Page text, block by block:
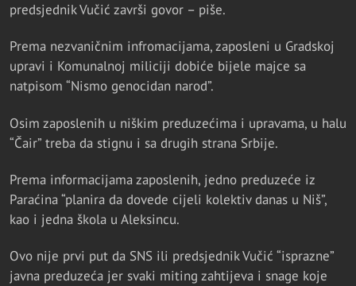
predsjednik Vučić završi govor – piše.
Prema nezvaničnim infromacijama, zaposleni u Gradskoj
upravi i Komunalnoj miliciji dobiće bijele majce sa
natpisom “Nismo genocidan narod”.
Osim zaposlenih u niškim preduzećima i upravama, u halu
“Čair” treba da stignu i sa drugih strana Srbije.
Prema informacijama zaposlenih, jedno preduzeće iz
Paraćina “planira da dovede cijeli kolektiv danas u Niš”,
kao i jedna škola u Aleksincu.
Ovo nije prvi put da SNS ili predsjednik Vučić “isprazne”
javna preduzeća jer svaki miting zahtijeva i snage koje